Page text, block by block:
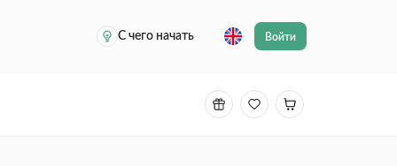
С чего начать
Войти